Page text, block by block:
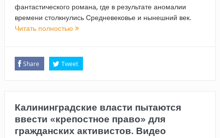
фантастического романа, где в результате аномалии
времени столкнулись Средневековье и нынешний век.
Читать полностью
Share Tweet
Калининградские власти пытаются
ввести «крепостное право» для
гражданских активистов. Видео